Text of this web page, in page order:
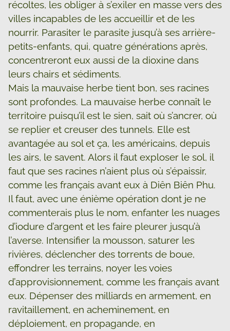
récoltes, les obliger à s’exiler en masse vers des
villes incapables de les accueillir et de les
nourrir. Parasiter le parasite jusqu’à ses arrière-
petits-enfants, qui, quatre générations après,
concentreront eux aussi de la dioxine dans
leurs chairs et sédiments.
Mais la mauvaise herbe tient bon, ses racines
sont profondes. La mauvaise herbe connaît le
territoire puisqu’il est le sien, sait où s’ancrer, où
se replier et creuser des tunnels. Elle est
avantagée au sol et ça, les américains, depuis
les airs, le savent. Alors il faut exploser le sol, il
faut que ses racines n’aient plus où s’épaissir,
comme les français avant eux à Diên Biên Phu.
Il faut, avec une énième opération dont je ne
commenterais plus le nom, enfanter les nuages
d’iodure d’argent et les faire pleurer jusqu’à
l’averse. Intensifier la mousson, saturer les
rivières, déclencher des torrents de boue,
effondrer les terrains, noyer les voies
d’approvisionnement, comme les français avant
eux. Dépenser des milliards en armement, en
ravitaillement, en acheminement, en
déploiement, en propagande, en